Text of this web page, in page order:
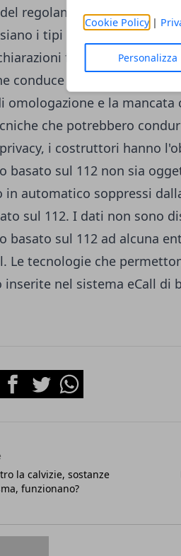
Cookie Policy|
Personalizza
del regolamento europeo e
i tipi di non conformità
false durante una
conduce a un richiamo. Ma
omologazione e la
che potrebbero
i costruttori hanno
basato sul 112 non sia
in automatico soppressi
sul 112. I dati non sono
basato sul 112 ad alcuna
Le tecnologie che
inserite nel sistema eCall di
FacebookTwitterWhatsapp
la calvizie, sostanze
funzionano?